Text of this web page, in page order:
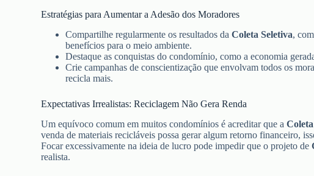
Estratégias para Aumentar a Adesão dos Moradores
Compartilhe regularmente os resultados daColeta Seletiva,
benefícios para o meio ambiente.
Destaque as conquistas do condomínio, como a economia
Crie campanhas de conscientização que envolvam todos os
recicla mais.
Expectativas Irrealistas: Reciclagem Não Gera Renda
Um equívoco comum em muitos condomínios é acreditar que a
venda de materiais recicláveis possa gerar algum retorno financeiro,
Focar excessivamente na ideia de lucro pode impedir que o projeto de
realista.